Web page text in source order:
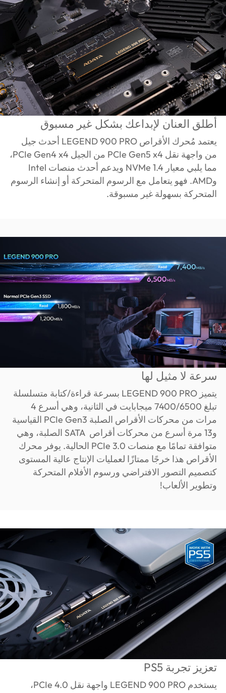
أطلق العنان لإبداعك بشكل غير مسبوق
يعتمد مُحرك الأقراص LEGEND 900 PRO أحدث جيل
من واجهة نقل PCIe Gen5 x4 من الجيل PCIe Gen4 x4،
مما يلبي معيار NVMe 1.4 ويدعم أحدث منصات Intel
وAMD. فهو يتعامل مع الرسوم المتحركة أو إنشاء الرسوم
المتحركة بسهولة غير مسبوقة.
سرعة لا مثيل لها
يتميز LEGEND 900 PRO بسرعة قراءة/كتابة متسلسلة
تبلغ 7400/6500 ميجابايت في الثانية، وهي أسرع 4
مرات من محركات الأقراص الصلبة PCIe Gen3 القياسية
و13 مرة أسرع من محركات أقراص SATA الصلبة، وهي
متوافقة تمامًا مع منصات PCIe 3.0 الحالية. يوفر محرك
الأقراص هذا خرجًا ممتازًا لعمليات الإنتاج عالية المستوى
كتصميم التصور الافتراضي ورسوم الأفلام المتحركة
وتطوير الألعاب!
تعزيز تجربة PS5
يستخدم LEGEND 900 PRO واجهة نقل PCIe 4.0،